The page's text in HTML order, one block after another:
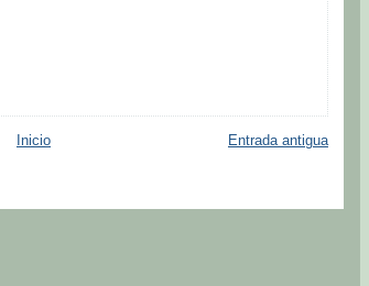
Entrada antigua
Inicio